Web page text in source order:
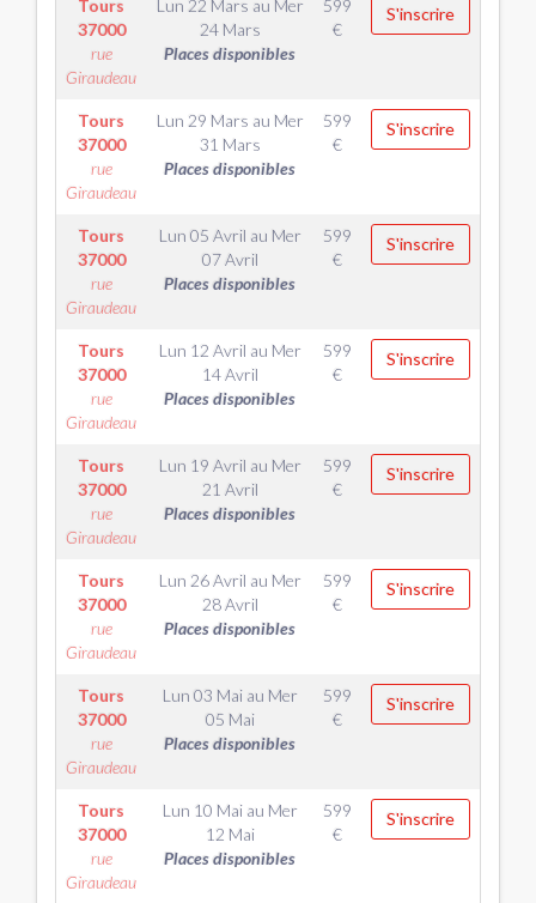
Tours
37000
rue
Giraudeau
Lun 22 Mars au Mer
24 Mars
Places disponibles
599
€
S'inscrire
Tours
37000
rue
Giraudeau
Lun 29 Mars au Mer
31 Mars
Places disponibles
599
€
S'inscrire
Tours
37000
rue
Giraudeau
Lun 05 Avril au Mer
07 Avril
Places disponibles
599
€
S'inscrire
Tours
37000
rue
Giraudeau
Lun 12 Avril au Mer
14 Avril
Places disponibles
599
€
S'inscrire
Tours
37000
rue
Giraudeau
Lun 19 Avril au Mer
21 Avril
Places disponibles
599
€
S'inscrire
Tours
37000
rue
Giraudeau
Lun 26 Avril au Mer
28 Avril
Places disponibles
599
€
S'inscrire
Tours
37000
rue
Giraudeau
Lun 03 Maiau Mer
05 Mai
Places disponibles
599
€
S'inscrire
Tours
37000
rue
Giraudeau
Lun 10 Maiau Mer
12 Mai
Places disponibles
599
€
S'inscrire